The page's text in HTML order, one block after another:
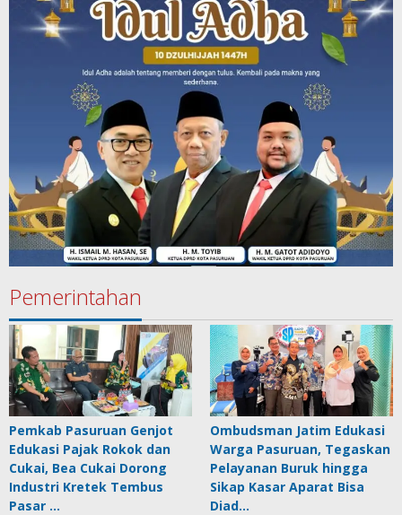
Pemerintahan
Pemkab Pasuruan Genjot
Edukasi Pajak Rokok dan
Cukai, Bea Cukai Dorong
Industri Kretek Tembus
Pasar …
Ombudsman Jatim Edukasi
Warga Pasuruan, Tegaskan
Pelayanan Buruk hingga
Sikap Kasar Aparat Bisa
Diad…